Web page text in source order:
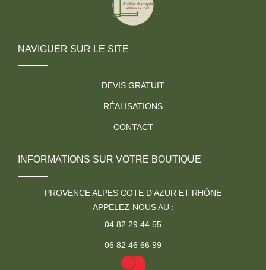
NAVIGUER SUR LE SITE
DEVIS GRATUIT
RÉALISATIONS
CONTACT
INFORMATIONS SUR VOTRE BOUTIQUE
PROVENCE ALPES COTE D'AZUR ET RHÔNE
APPELEZ-NOUS AU :
04 82 29 44 55
06 82 46 66 99